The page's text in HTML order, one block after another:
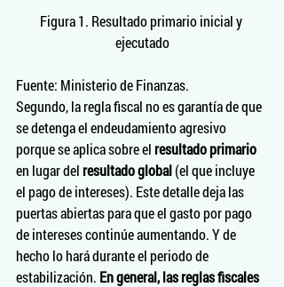
Figura 1. Resultado primario inicial y
ejecutado
Fuente: Ministerio de Finanzas.
Segundo, la regla fiscal no es garantía de que
se detenga el endeudamiento agresivo
porque se aplica sobre el resultado primario
en lugar del resultado global (el que incluye
el pago de intereses). Este detalle deja las
puertas abiertas para que el gasto por pago
de intereses continúe aumentando. Y de
hecho lo hará durante el periodo de
estabilización. En general, las reglas fiscales